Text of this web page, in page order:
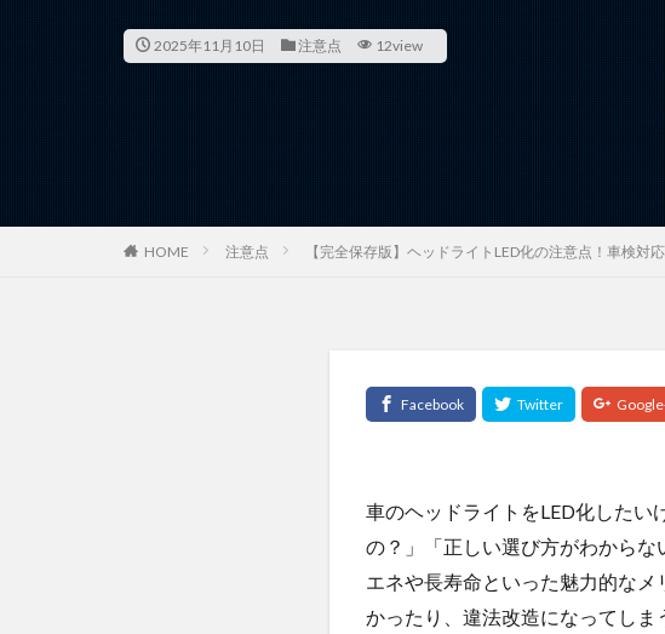
2025年11月10日 注意点 12view
HOME 注意点 【完全保存版】ヘッドライトLED化の注意点！車検対
車のヘッドライトをLED化した
の？」「正しい選び方がわから
エネや長寿命といった魅力的な
かったり、違法改造になってし